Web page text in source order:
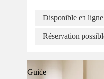
Disponible en ligne
Réservation
Guide